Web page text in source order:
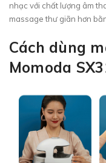
nhạc với chất lượng âm
massage thư giãn hơn
Cách dùng
Momoda